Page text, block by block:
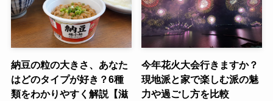
納豆の粒の大きさ、あなた
はどのタイプが好き？6種
類をわかりやすく解説【滋
今年花火大会行きますか？
現地派と家で楽しむ派の魅
力や過ごし方を比較